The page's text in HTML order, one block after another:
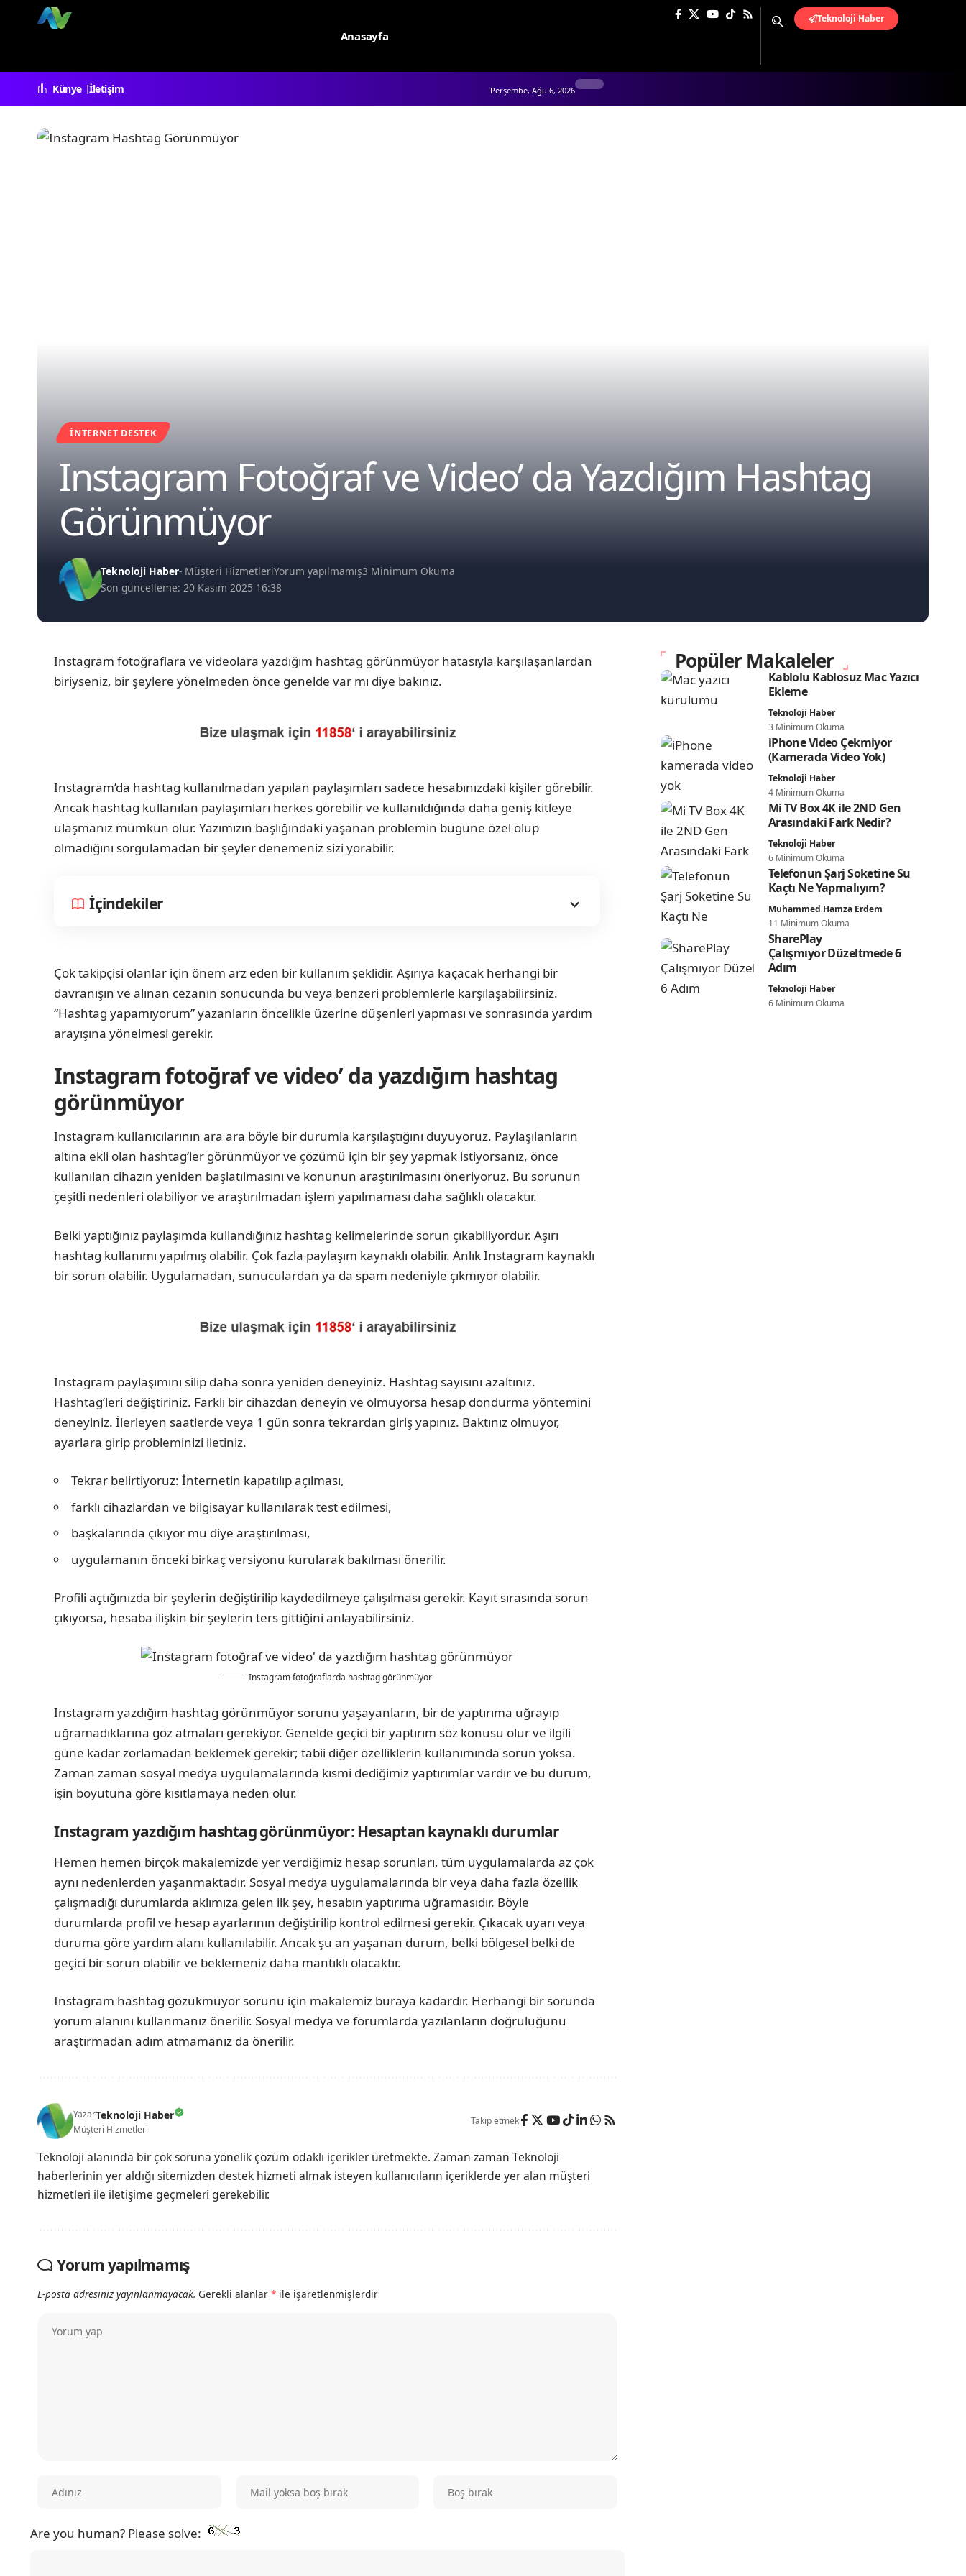
Anasayfa
Teknoloji Haber
Künye İletişim Perşembe, Ağu 6, 2026
İNTERNET DESTEK
Instagram Fotoğraf ve Video’ da Yazdığım Hashtag
Görünmüyor
Son güncelleme: 20 Kasım 2025 16:38
Teknoloji Haber- Müşteri HizmetleriYorum yapılmamış3 Minimum Okuma
Instagram fotoğraflara ve videolara yazdığım hashtag görünmüyor hatasıyla karşılaşanlardan
biriyseniz, bir şeylere yönelmeden önce genelde var mı diye bakınız.
Instagram’da hashtag kullanılmadan yapılan paylaşımları sadece hesabınızdaki kişiler görebilir.
Ancak hashtag kullanılan paylaşımları herkes görebilir ve kullanıldığında daha geniş kitleye
ulaşmanız mümkün olur. Yazımızın başlığındaki yaşanan problemin bugüne özel olup
olmadığını sorgulamadan bir şeyler denemeniz sizi yorabilir.
İçindekiler
Çok takipçisi olanlar için önem arz eden bir kullanım şeklidir. Aşırıya kaçacak herhangi bir
davranışın ve alınan cezanın sonucunda bu veya benzeri problemlerle karşılaşabilirsiniz.
“Hashtag yapamıyorum” yazanların öncelikle üzerine düşenleri yapması ve sonrasında yardım
arayışına yönelmesi gerekir.
Instagram fotoğraf ve video’ da yazdığım hashtag
görünmüyor
Instagram kullanıcılarının ara ara böyle bir durumla karşılaştığını duyuyoruz. Paylaşılanların
altına ekli olan hashtag’ler görünmüyor ve çözümü için bir şey yapmak istiyorsanız, önce
kullanılan cihazın yeniden başlatılmasını ve konunun araştırılmasını öneriyoruz. Bu sorunun
çeşitli nedenleri olabiliyor ve araştırılmadan işlem yapılmaması daha sağlıklı olacaktır.
Belki yaptığınız paylaşımda kullandığınız hashtag kelimelerinde sorun çıkabiliyordur. Aşırı
hashtag kullanımı yapılmış olabilir. Çok fazla paylaşım kaynaklı olabilir. Anlık Instagram kaynaklı
bir sorun olabilir. Uygulamadan, sunuculardan ya da spam nedeniyle çıkmıyor olabilir.
Instagram paylaşımını silip daha sonra yeniden deneyiniz. Hashtag sayısını azaltınız.
Hashtag’leri değiştiriniz. Farklı bir cihazdan deneyin ve olmuyorsa hesap dondurma yöntemini
deneyiniz. İlerleyen saatlerde veya 1 gün sonra tekrardan giriş yapınız. Baktınız olmuyor,
ayarlara girip probleminizi iletiniz.
Tekrar belirtiyoruz: İnternetin kapatılıp açılması,
farklı cihazlardan ve bilgisayar kullanılarak test edilmesi,
başkalarında çıkıyor mu diye araştırılması,
uygulamanın önceki birkaç versiyonu kurularak bakılması önerilir.
Profili açtığınızda bir şeylerin değiştirilip kaydedilmeye çalışılması gerekir. Kayıt sırasında sorun
çıkıyorsa, hesaba ilişkin bir şeylerin ters gittiğini anlayabilirsiniz.
Instagram fotoğraflarda hashtag görünmüyor
Instagram yazdığım hashtag görünmüyor sorunu yaşayanların, bir de yaptırıma uğrayıp
uğramadıklarına göz atmaları gerekiyor. Genelde geçici bir yaptırım söz konusu olur ve ilgili
güne kadar zorlamadan beklemek gerekir; tabii diğer özelliklerin kullanımında sorun yoksa.
Zaman zaman sosyal medya uygulamalarında kısmi dediğimiz yaptırımlar vardır ve bu durum,
işin boyutuna göre kısıtlamaya neden olur.
Instagram yazdığım hashtag görünmüyor: Hesaptan kaynaklı durumlar
Hemen hemen birçok makalemizde yer verdiğimiz hesap sorunları, tüm uygulamalarda az çok
aynı nedenlerden yaşanmaktadır. Sosyal medya uygulamalarında bir veya daha fazla özellik
çalışmadığı durumlarda aklımıza gelen ilk şey, hesabın yaptırıma uğramasıdır. Böyle
durumlarda profil ve hesap ayarlarının değiştirilip kontrol edilmesi gerekir. Çıkacak uyarı veya
duruma göre yardım alanı kullanılabilir. Ancak şu an yaşanan durum, belki bölgesel belki de
geçici bir sorun olabilir ve beklemeniz daha mantıklı olacaktır.
Instagram hashtag gözükmüyor sorunu için makalemiz buraya kadardır. Herhangi bir sorunda
yorum alanını kullanmanız önerilir. Sosyal medya ve forumlarda yazılanların doğruluğunu
araştırmadan adım atmamanız da önerilir.
YazarTeknoloji Haber
Müşteri Hizmetleri
Takip etmek
Teknoloji alanında bir çok soruna yönelik çözüm odaklı içerikler üretmekte. Zaman zaman Teknoloji
haberlerinin yer aldığı sitemizden destek hizmeti almak isteyen kullanıcıların içeriklerde yer alan müşteri
hizmetleri ile iletişime geçmeleri gerekebilir.
Yorum yapılmamış
E-posta adresiniz yayınlanmayacak. Gerekli alanlar * ile işaretlenmişlerdir
Are you human? Please solve:
Popüler Makaleler
Kablolu Kablosuz Mac Yazıcı
Ekleme
Teknoloji Haber
3 Minimum Okuma
iPhone Video Çekmiyor
(Kamerada Video Yok)
Teknoloji Haber
4 Minimum Okuma
Mi TV Box 4K ile 2ND Gen
Arasındaki Fark Nedir?
Teknoloji Haber
6 Minimum Okuma
Telefonun Şarj Soketine Su
Kaçtı Ne Yapmalıyım?
Muhammed Hamza Erdem
11 Minimum Okuma
SharePlay
Çalışmıyor Düzeltmede 6
Adım
Teknoloji Haber
6 Minimum Okuma